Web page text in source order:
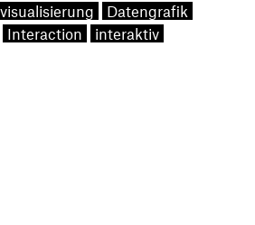
Datengrafik
Interaction interaktiv